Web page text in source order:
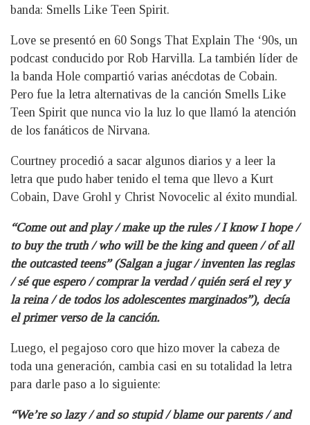
banda: Smells Like Teen Spirit.
Love se presentó en 60 Songs That Explain The ‘90s, un
podcast conducido por Rob Harvilla. La también líder de
la banda Hole compartió varias anécdotas de Cobain.
Pero fue la letra alternativas de la canción Smells Like
Teen Spirit que nunca vio la luz lo que llamó la atención
de los fanáticos de Nirvana.
Courtney procedió a sacar algunos diarios y a leer la
letra que pudo haber tenido el tema que llevo a Kurt
Cobain, Dave Grohl y Christ Novocelic al éxito mundial.
“Come out and play / make up the rules / I know I hope /
to buy the truth / who will be the king and queen / of all
the outcasted teens” (Salgan a jugar / inventen las reglas
/ sé que espero / comprar la verdad / quién será el rey y
la reina / de todos los adolescentes marginados”), decía
el primer verso de la canción.
Luego, el pegajoso coro que hizo mover la cabeza de
toda una generación, cambia casi en su totalidad la letra
para darle paso a lo siguiente:
“We’re so lazy / and so stupid / blame our parents / and